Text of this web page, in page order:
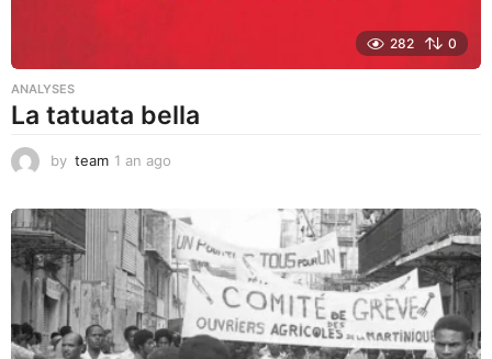
282 0
ANALYSES
La tatuata bella
by team 1 an ago
a
g
o